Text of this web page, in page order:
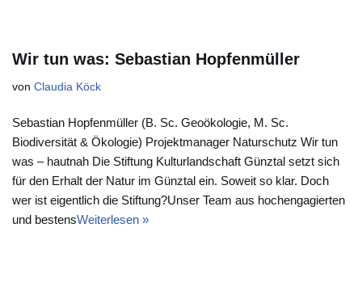
Wir tun was: Sebastian Hopfenmüller
von Claudia Köck
Sebastian Hopfenmüller (B. Sc. Geoökologie, M. Sc.
Biodiversität & Ökologie) Projektmanager Naturschutz Wir tun
was – hautnah Die Stiftung Kulturlandschaft Günztal setzt sich
für den Erhalt der Natur im Günztal ein. Soweit so klar. Doch
wer ist eigentlich die Stiftung?Unser Team aus hochengagierten
und bestensWeiterlesen »